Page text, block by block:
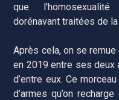
que
dorénavant traitées de
Après cela, on se remue
en 2019 entre ses deux
d’entre eux. Ce
d’armes qu’on